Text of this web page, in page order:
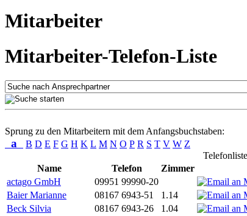
Mitarbeiter
Mitarbeiter-Telefon-Liste
Sprung zu den Mitarbeitern mit dem Anfangsbuchstaben:
a B D E F G H K L M N O P R S T V W Z
Name
Telefon Zimmer
actago GmbH
09951 99990-20
Baier Marianne
08167 6943-51 1.14
Beck Silvia
08167 6943-26 1.04